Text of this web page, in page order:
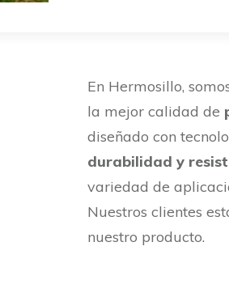
En Hermosillo,
la mejor calidad de
diseñado con
durabilidad y
variedad de
Nuestros clientes
nuestro producto.